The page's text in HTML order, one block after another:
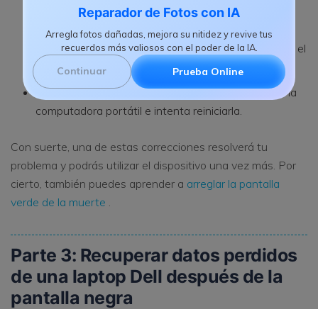
Reparador de Fotos con IA
Arregla fotos dañadas, mejora su nitidez y revive tus
recuerdos más valiosos con el poder de la IA.
Continuar Prueba Online
Retira el adaptador de corriente y la batería de la
computadora portátil.
Para agotar la batería restante, manten presionado el
botón de encendido durante un minuto.
Ahora vuelve a conectar la batería y el cargador a la
computadora portátil e intenta reiniciarla.
Con suerte, una de estas correcciones resolverá tu
problema y podrás utilizar el dispositivo una vez más. Por
cierto, también puedes aprender a arreglar la pantalla
verde de la muerte .
Parte 3: Recuperar datos perdidos
de una laptop Dell después de la
pantalla negra